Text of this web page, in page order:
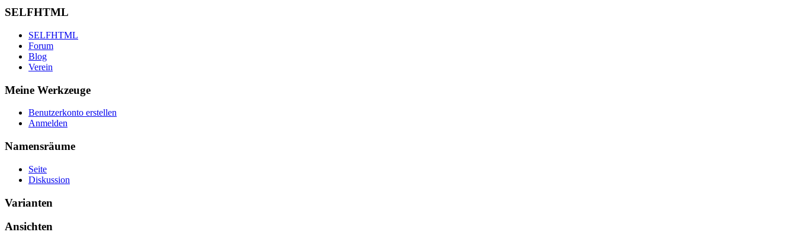
SELFHTML
SELFHTML
Forum
Blog
Verein
Meine Werkzeuge
Benutzerkonto erstellen
Anmelden
Namensräume
Seite
Diskussion
Varianten
Ansichten